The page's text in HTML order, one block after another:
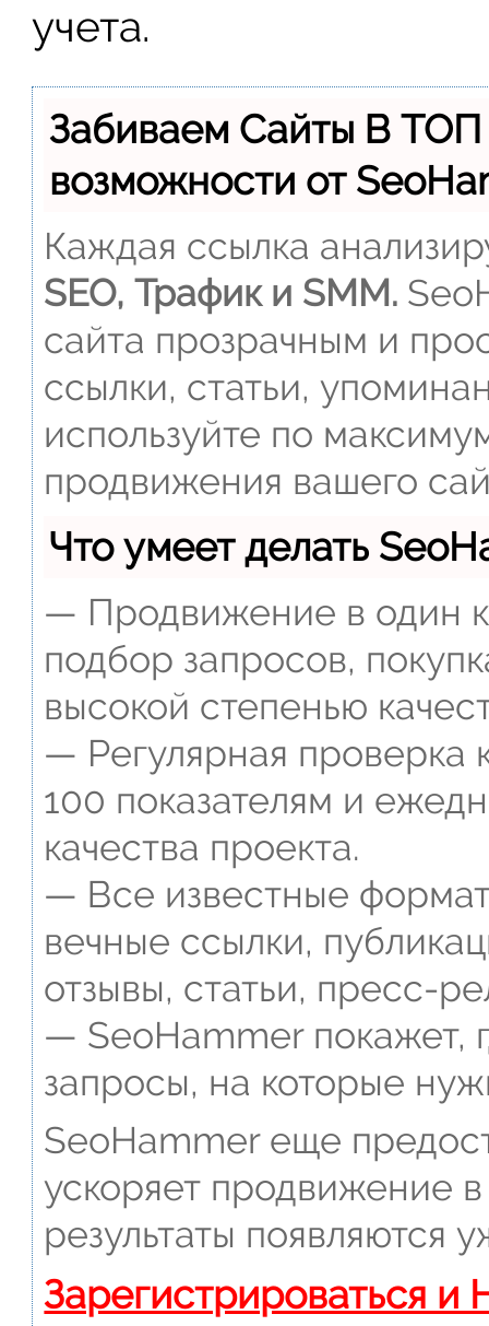
учета.
Забиваем Сайты В
возможности от
Каждая ссылка
SEO, Трафик и SMM.
сайта прозрачным и
ссылки, статьи,
используйте по
продвижения вашего
Что умеет делать
— Продвижение в один
подбор запросов,
высокой степенью
— Регулярная проверка
100 показателям и
качества проекта.
— Все известные
вечные ссылки,
отзывы, статьи, пресс-
— SeoHammer покажет,
запросы, на которые
SeoHammer еще
ускоряет продвижение
результаты появляются
Зарегистрироваться и